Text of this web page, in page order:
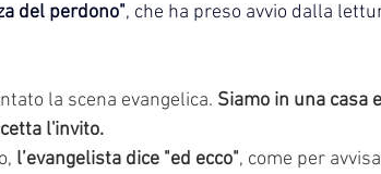
del perdono", che ha preso avvio dalla
la scena evangelica. Siamo in una casa
l'invito.
l’evangelista dice "ed ecco", come per